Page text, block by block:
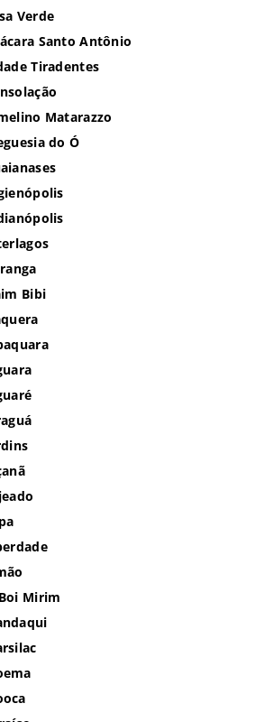
Verde
Santo Antônio
Tiradentes
Matarazzo
do Ó
Bibi
Mirim